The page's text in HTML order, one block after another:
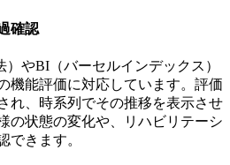
確認
やBI（バーセルインデックス）
機能評価に対応しています。評価
れ、時系列でその推移を表示させ
の状態の変化や、リハビリテーシ
できます。